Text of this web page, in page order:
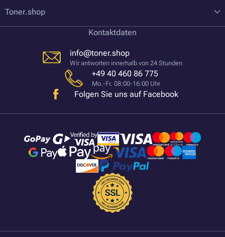
Toner.shop
Kontaktdaten
info@toner.shop
Wir antworten innerhalb von 24 Stunden
+49 40 460 86 775
Mo.-Fr. 08:00-16:00 Uhr
Folgen Sie uns auf Facebook